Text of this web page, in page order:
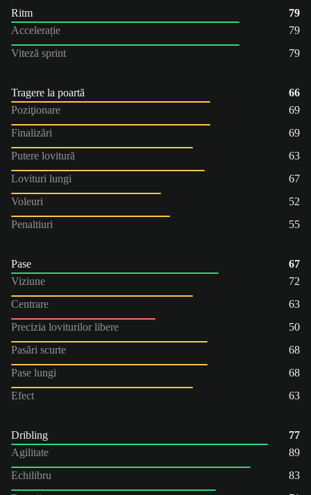
Ritm
79
Accelerație
79
Viteză sprint
79
Tragere la poartă
66
Poziţionare
69
Finalizări
69
Putere lovitură
63
Lovituri lungi
67
Voleuri
52
Penaltiuri
55
Pase
67
Viziune
72
Centrare
63
Precizia loviturilor libere
50
Pasări scurte
68
Pase lungi
68
Efect
63
Dribling
77
Agilitate
89
Echilibru
83